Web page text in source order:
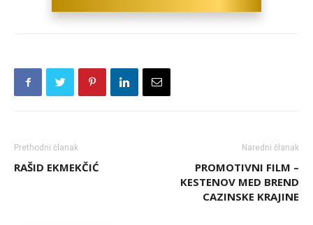
Prethodni članak
RAŠID EKMEKČIĆ
Naredni članak
PROMOTIVNI FILM –
KESTENOV MED BREND
CAZINSKE KRAJINE